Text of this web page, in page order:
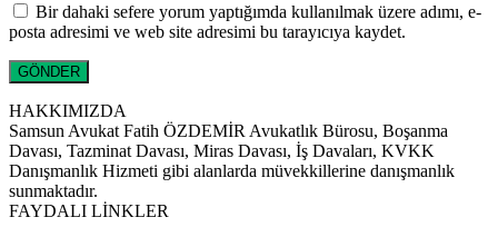
Bir dahaki sefere yorum yaptığımda kullanılmak üzere adımı, e-
posta adresimi ve web site adresimi bu tarayıcıya kaydet.
HAKKIMIZDA
Samsun Avukat Fatih ÖZDEMİR Avukatlık Bürosu, Boşanma
Davası, Tazminat Davası, Miras Davası, İş Davaları, KVKK
Danışmanlık Hizmeti gibi alanlarda müvekkillerine danışmanlık
sunmaktadır.
FAYDALI LİNKLER